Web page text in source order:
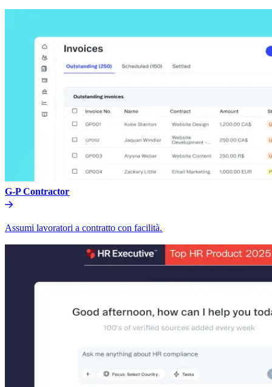
G-P Contractor​​
Assumi lavoratori a contratto con facilità.​​